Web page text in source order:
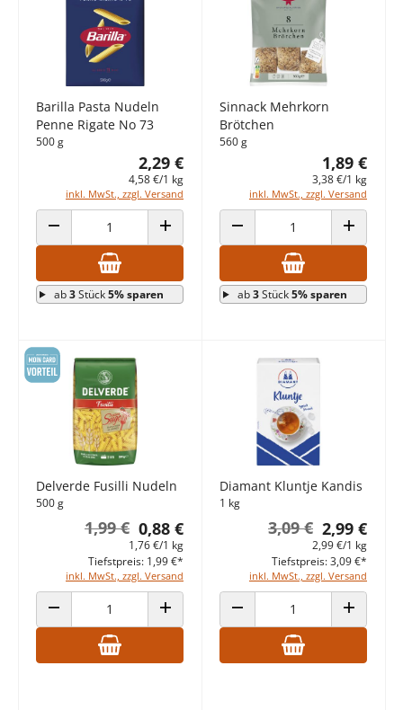
Barilla Pasta Nudeln
Penne Rigate No 73
500 g
2,29 €
4,58 €/1 kg
inkl. MwSt., zzgl. Versand
ANZAHL VERRINGERN ANZAHL ERHÖHEN
ab3Stück5% sparen
Sinnack Mehrkorn
Brötchen
560 g
1,89 €
3,38 €/1 kg
inkl. MwSt., zzgl. Versand
ANZAHL VERRINGERN ANZAHL
ab3Stück5% sparen
Delverde Fusilli Nudeln
500 g
0,88 €
1,99 €
1,76 €/1 kg
inkl. MwSt., zzgl. Versand
Tiefstpreis: 1,99 €*
ANZAHL VERRINGERN ANZAHL ERHÖHEN
Diamant Kluntje Kandis
1 kg
2,99 €
3,09 €
2,99 €/1 kg
inkl. MwSt., zzgl. Versand
Tiefstpreis: 3,09 €*
ANZAHL VERRINGERN ANZAHL